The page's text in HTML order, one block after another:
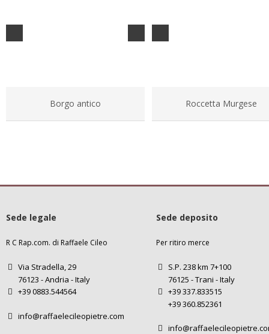
Borgo antico Roccetta Murgese
Sede legale
R C Rap.com. di Raffaele Cileo
Via Stradella, 29
76123 - Andria - Italy
+39 0883.544564
info@raffaelecileopietre.com
Sede deposito
Per ritiro merce
S.P. 238 km 7+100
76125 - Trani - Italy
+39 337.833515
+39 360.852361